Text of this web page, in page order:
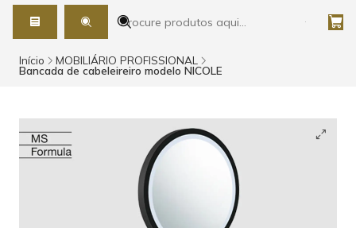
Início MOBILIÁRIO PROFISSIONAL
Bancada de cabeleireiro modelo NICOLE